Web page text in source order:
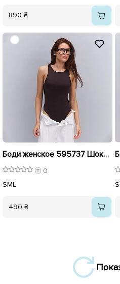
890 ₴
Боди женское 595737 Шоколадное
0
SML
490 ₴
S